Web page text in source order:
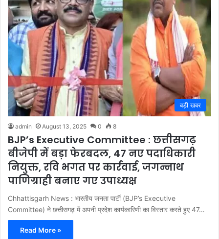
बड़ी खबर
admin August 13, 2025 0 8
BJP’s Executive Committee : छत्तीसगढ़
बीजेपी में बड़ा फेरबदल, 47 नए पदाधिकारी
नियुक्त, रवि भगत पर कार्रवाई, जगन्नाथ
पाणिग्राही बनाए गए उपाध्यक्ष
Chhattisgarh News : भारतीय जनता पार्टी (BJP’s Executive
Committee) ने छत्तीसगढ़ में अपनी प्रदेश कार्यकारिणी का विस्तार करते हुए 47…
Read More »